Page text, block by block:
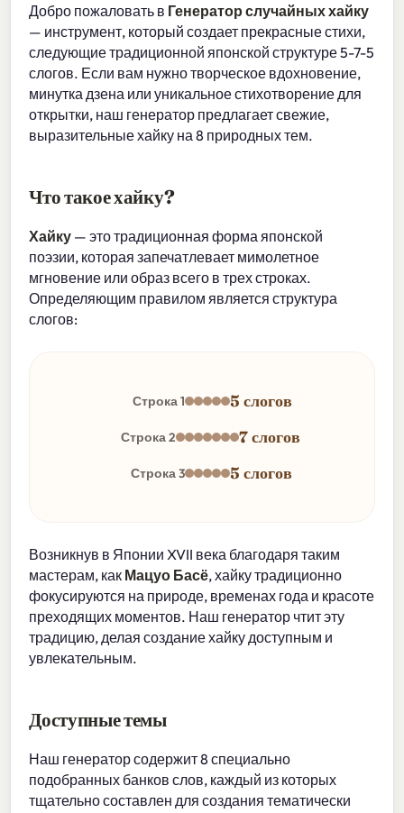
Добро пожаловать в Генератор случайных хайку
— инструмент, который создает прекрасные стихи,
следующие традиционной японской структуре 5-7-5
слогов. Если вам нужно творческое вдохновение,
минутка дзена или уникальное стихотворение для
открытки, наш генератор предлагает свежие,
выразительные хайку на 8 природных тем.
Что такое хайку?
Хайку — это традиционная форма японской
поэзии, которая запечатлевает мимолетное
мгновение или образ всего в трех строках.
Определяющим правилом является структура
слогов:
Строка 1 5 слогов
Строка 2 7 слогов
Строка 3 5 слогов
Возникнув в Японии XVII века благодаря таким
мастерам, как Мацуо Басё, хайку традиционно
фокусируются на природе, временах года и красоте
преходящих моментов. Наш генератор чтит эту
традицию, делая создание хайку доступным и
увлекательным.
Доступные темы
Наш генератор содержит 8 специально
подобранных банков слов, каждый из которых
тщательно составлен для создания тематически